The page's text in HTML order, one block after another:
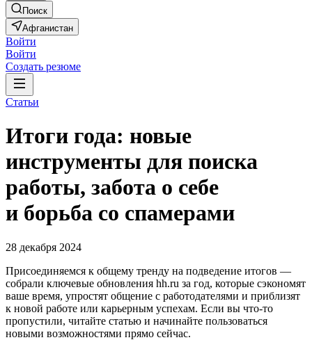
Поиск
Афганистан
Войти
Войти
Создать резюме
Статьи
Итоги года: новые
инструменты для поиска
работы, забота о себе
и борьба со спамерами
28 декабря 2024
Присоединяемся к общему тренду на подведение итогов —
собрали ключевые обновления hh.ru за год, которые сэкономят
ваше время, упростят общение с работодателями и приблизят
к новой работе или карьерным успехам. Если вы что-то
пропустили, читайте статью и начинайте пользоваться
новыми возможностями прямо сейчас.